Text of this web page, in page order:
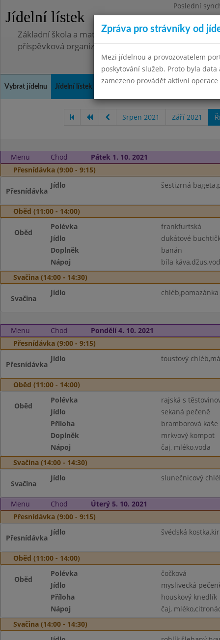
Jídelní lístek
Poslední
Pondělí
Základní škola a mateřská škola, Pavlovice u
příspěvková organizace
Vybrat jídelnu Jídelní lístek Kontakty a informace
Srpen 2021 Září 2021
Menu Chod
Pátek 1. 10. 2021
Přesnídávka (9:00 - 9:15)
Přesnídávka
Jídlo šestizrná
Oběd (11:00 - 14:00)
Oběd
Polévka
frankfurtská
Jídlo
dukátové
Doplněk
banán
Nápoj
bíla
Svačina (14:00 - 14:30)
Svačina
Jídlo
Menu Chod
Pondělí 4. 10. 2021
Přesnídávka (9:00 - 9:15)
Přesnídávka
Jídlo toustový
Oběd (11:00 - 14:00)
Oběd
Polévka
rajská s
Jídlo
sekaná pečeně
Příloha
bramborová kaše
Doplněk
mrkvový kompot
Nápoj
čaj, mléko,voda
Svačina (14:00 - 14:30)
Svačina
Jídlo slunečnicový
Menu Chod
Úterý 5. 10. 2021
Přesnídávka (9:00 - 9:15)
Přesnídávka
Jídlo švédská
Oběd (11:00 - 14:00)
Oběd
Polévka
čočková
Jídlo
myslivecká
Příloha
houskový knedlík
Nápoj
čaj,
Svačina (14:00 - 14:30)
Zpráva pro strávníky od
Mezi jídelnou a provozovatelem
poskytování služeb. Proto byla
zamezeno provádět aktivní